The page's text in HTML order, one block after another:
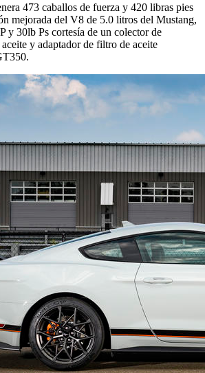
473 caballos de fuerza y 420 libras pies
mejorada del V8 de 5.0 litros del Mustang,
y 30lb Ps cortesía de un colector de
y adaptador de filtro de aceite